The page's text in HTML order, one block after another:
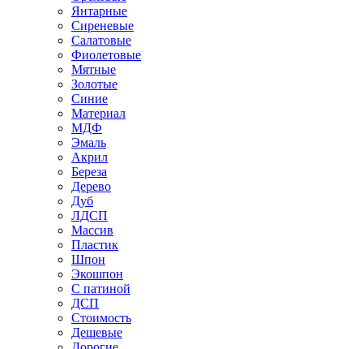
Янтарные
Сиреневые
Салатовые
Фиолетовые
Мятные
Золотые
Синие
Материал
МДФ
Эмаль
Акрил
Береза
Дерево
Дуб
ЛДСП
Массив
Пластик
Шпон
Экошпон
С патиной
ДСП
Стоимость
Дешевые